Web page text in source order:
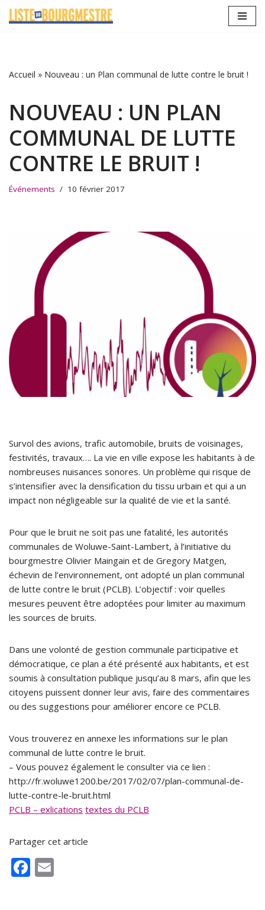
Accueil » Nouveau : un Plan communal de lutte contre le bruit !
NOUVEAU : UN PLAN
COMMUNAL DE LUTTE
CONTRE LE BRUIT !
Événements 10 février 2017
Survol des avions, trafic automobile, bruits de voisinages,
festivités, travaux…. La vie en ville expose les habitants à de
nombreuses nuisances sonores. Un problème qui risque de
s’intensifier avec la densification du tissu urbain et qui a un
impact non négligeable sur la qualité de vie et la santé.
Pour que le bruit ne soit pas une fatalité, les autorités
communales de Woluwe-Saint-Lambert, à l’initiative du
bourgmestre Olivier Maingain et de Gregory Matgen,
échevin de l’environnement, ont adopté un plan communal
de lutte contre le bruit (PCLB). L’objectif : voir quelles
mesures peuvent être adoptées pour limiter au maximum
les sources de bruits.
Dans une volonté de gestion communale participative et
démocratique, ce plan a été présenté aux habitants, et est
soumis à consultation publique jusqu’au 8 mars, afin que les
citoyens puissent donner leur avis, faire des commentaires
ou des suggestions pour améliorer encore ce PCLB.
Vous trouverez en annexe les informations sur le plan
communal de lutte contre le bruit.
– Vous pouvez également le consulter via ce lien :
http://fr.woluwe1200.be/2017/02/07/plan-communal-de-
lutte-contre-le-bruit.html
PCLB – exlications textes du PCLB
Partager cet article
F